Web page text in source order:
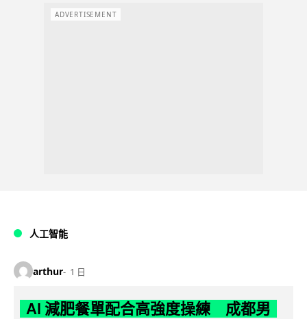
ADVERTISEMENT
人工智能
arthur 1 日
AI 減肥餐單配合高強度操練 成都男